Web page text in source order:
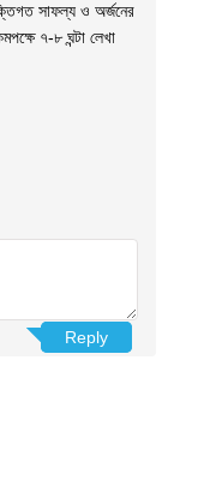
সাফল্য ও অর্জনের
৭-৮ ঘন্টা লেখা
Reply
Reply